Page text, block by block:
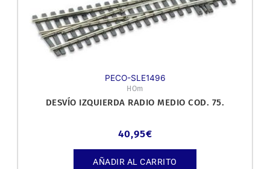
PECO-SLE1496
HOm
DESVÍO IZQUIERDA RADIO MEDIO COD. 75.
40,95€
AÑADIR AL CARRITO